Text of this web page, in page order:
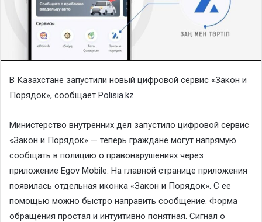
В Казахстане запустили новый цифровой сервис «Закон и
Порядок», сообщает Polisia.kz.
Министерство внутренних дел запустило цифровой сервис
«Закон и Порядок» — теперь граждане могут напрямую
сообщать в полицию о правонарушениях через
приложение Egov Mobile. На главной странице приложения
появилась отдельная иконка «Закон и Порядок». С ее
помощью можно быстро направить сообщение. Форма
обращения простая и интуитивно понятная. Сигнал о